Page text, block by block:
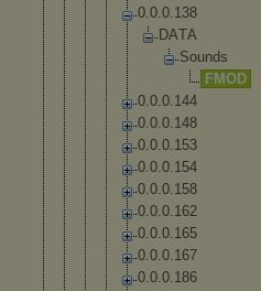
0.0.0.138
DATA
Sounds
FMOD
0.0.0.144
0.0.0.148
0.0.0.153
0.0.0.154
0.0.0.158
0.0.0.162
0.0.0.165
0.0.0.167
0.0.0.186